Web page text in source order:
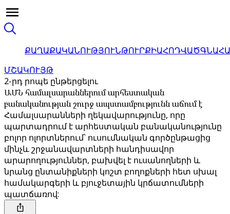
ՔԱՂԱՔԱԿԱՆՈՒԹՅՈՒՆԹՈՒՐՔԻԱՀՈԴՎԱԾ
ՄՇԱԿՈՒՅԹ
2-րդ րոպե ընթերցելու
ԱՄՆ համալսարաններում արհեստական ​​
բանականության շուրջ ապստամբությունն աճում է
Համալսարանների ղեկավարությունը, որը
պարտադրում է արհեստական բանականությունը
բոլոր ոլորտներում՝ ուսումնական գործընթացից
մինչև շրջանավարտների հանդիսավոր
արարողություններ, բախվել է ուսանողների և
նրանց ընտանիքների կոշտ բողոքների հետ սխալ
համակարգերի և բյուջետային կրճատումների
պատճառով: